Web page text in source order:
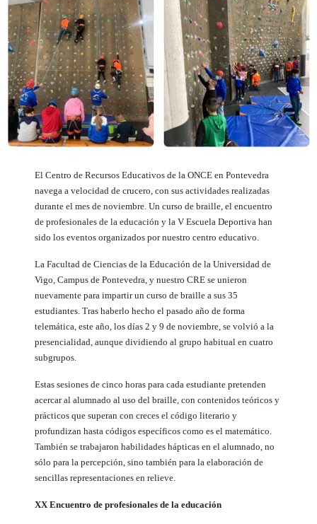
El Centro de Recursos Educativos de la ONCE en Pontevedra
navega a velocidad de crucero, con sus actividades realizadas
durante el mes de noviembre. Un curso de braille, el encuentro
de profesionales de la educación y la V Escuela Deportiva han
sido los eventos organizados por nuestro centro educativo.
La Facultad de Ciencias de la Educación de la Universidad de
Vigo, Campus de Pontevedra, y nuestro CRE se unieron
nuevamente para impartir un curso de braille a sus 35
estudiantes. Tras haberlo hecho el pasado año de forma
telemática, este año, los días 2 y 9 de noviembre, se volvió a la
presencialidad, aunque dividiendo al grupo habitual en cuatro
subgrupos.
Estas sesiones de cinco horas para cada estudiante pretenden
acercar al alumnado al uso del braille, con contenidos teóricos y
prácticos que superan con creces el código literario y
profundizan hasta códigos específicos como es el matemático.
También se trabajaron habilidades hápticas en el alumnado, no
sólo para la percepción, sino también para la elaboración de
sencillas representaciones en relieve.
XX Encuentro de profesionales de la educación